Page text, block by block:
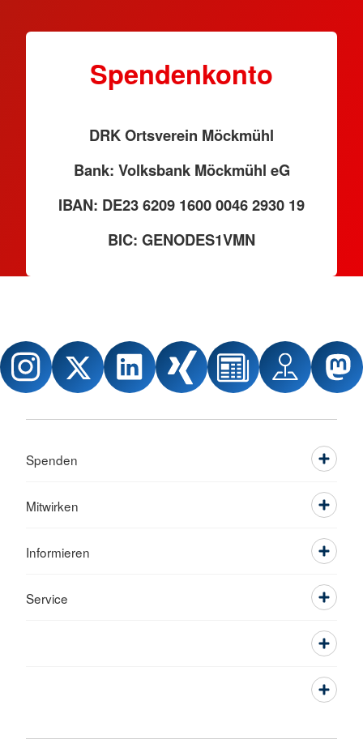
Spendenkonto
DRK Ortsverein Möckmühl
Bank: Volksbank Möckmühl eG
IBAN: DE23 6209 1600 0046 2930 19
BIC: GENODES1VMN
Spenden
Mitwirken
Informieren
Service